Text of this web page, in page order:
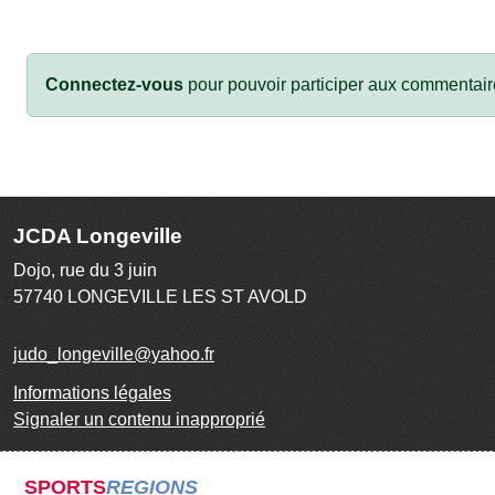
Connectez-vous pour pouvoir participer aux
JCDA Longeville
Dojo, rue du 3 juin
57740 LONGEVILLE LES ST AVOLD
judo_longeville@yahoo.fr
Informations légales
Signaler un contenu inapproprié
SPORTSREGIONS